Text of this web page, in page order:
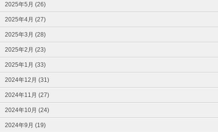
2025年5月 (26)
2025年4月 (27)
2025年3月 (28)
2025年2月 (23)
2025年1月 (33)
2024年12月 (31)
2024年11月 (27)
2024年10月 (24)
2024年9月 (19)